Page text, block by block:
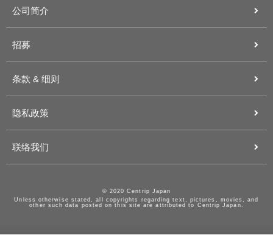
公司简介
招募
条款 & 细则
隐私政策
联络我们
© 2020 Centrip Japan
Unless otherwise stated, all copyrights regarding text, pictures, movies, and
other such data posted on this site are attributed to Centrip Japan.